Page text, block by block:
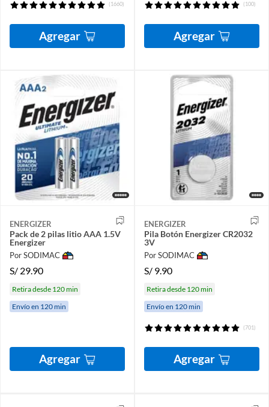
(1660)
Agregar
(100)
Agregar
ENERGIZER
Pack de 2 pilas litio AAA 1.5V
Energizer
Por SODIMAC
S/ 29.90
Retira desde 120 min
Envío en 120 min
Agregar
ENERGIZER
Pila Botón Energizer CR2032
3V
Por SODIMAC
S/ 9.90
Retira desde 120 min
Envío en 120 min
(701)
Agregar